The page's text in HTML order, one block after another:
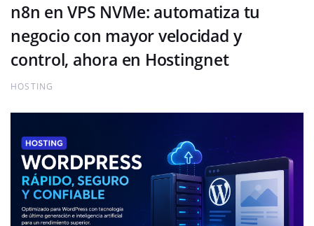
n8n en VPS NVMe: automatiza tu
negocio con mayor velocidad y
control, ahora en Hostingnet
HOSTING